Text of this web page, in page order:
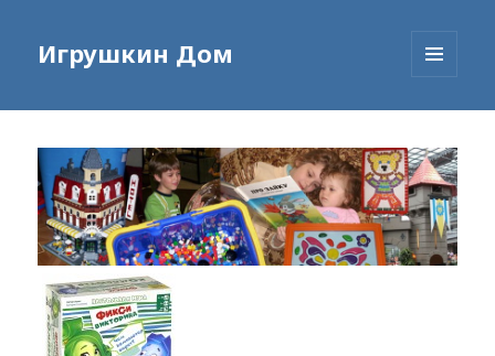
Игрушкин Дом